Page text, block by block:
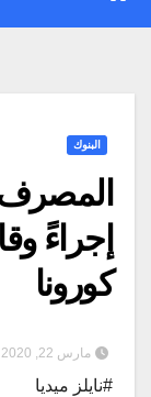
البنوك
إجراءً
كورونا
مارس 22, 2020
#نايلز ميديا